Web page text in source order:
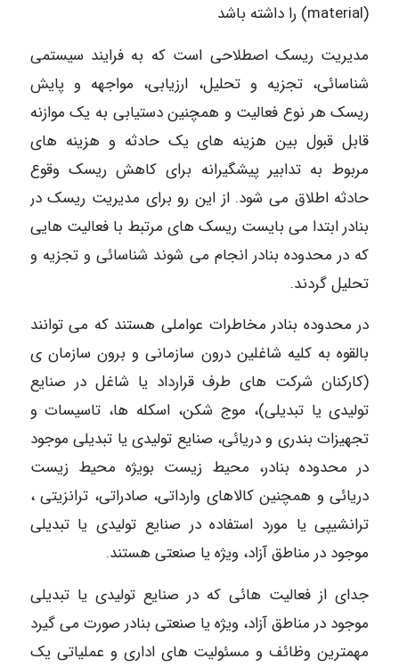
(material) را داشته باشد
مدیریت ریسک اصطلاحی است که به فرایند سیستمی
شناسائی، تجزیه و تحلیل، ارزیابی، مواجهه و پایش
ریسک هر نوع فعالیت و همچنین دستیابی به یک موازنه
قابل قبول بین هزینه های یک حادثه و هزینه های
مربوط به تدابیر پیشگیرانه برای کاهش ریسک وقوع
حادثه اطلاق می شود. از این رو برای مدیریت ریسک در
بنادر ابتدا می بایست ریسک های مرتبط با فعالیت هایی
که در محدوده بنادر انجام می شوند شناسائی و تجزیه و
تحلیل گردند.
در محدوده بنادر مخاطرات عواملی هستند که می توانند
بالقوه به کلیه شاغلین درون سازمانی و برون سازمان ی
(کارکنان شرکت های طرف قرارداد یا شاغل در صنایع
تولیدی یا تبدیلی)، موج شکن، اسکله ها، تاسیسات و
تجهیزات بندری و دریائی، صنایع تولیدی یا تبدیلی موجود
در محدوده بنادر، محیط زیست بویژه محیط زیست
دریائی و همچنین کالاهای وارداتی، صادراتی، ترانزیتی ،
ترانشیپی یا مورد استفاده در صنایع تولیدی یا تبدیلی
موجود در مناطق آزاد، ویژه یا صنعتی هستند.
جدای از فعالیت هائی که در صنایع تولیدی یا تبدیلی
موجود در مناطق آزاد، ویژه یا صنعتی بنادر صورت می گیرد
مهمترین وظائف و مسئولیت های اداری و عملیاتی یک